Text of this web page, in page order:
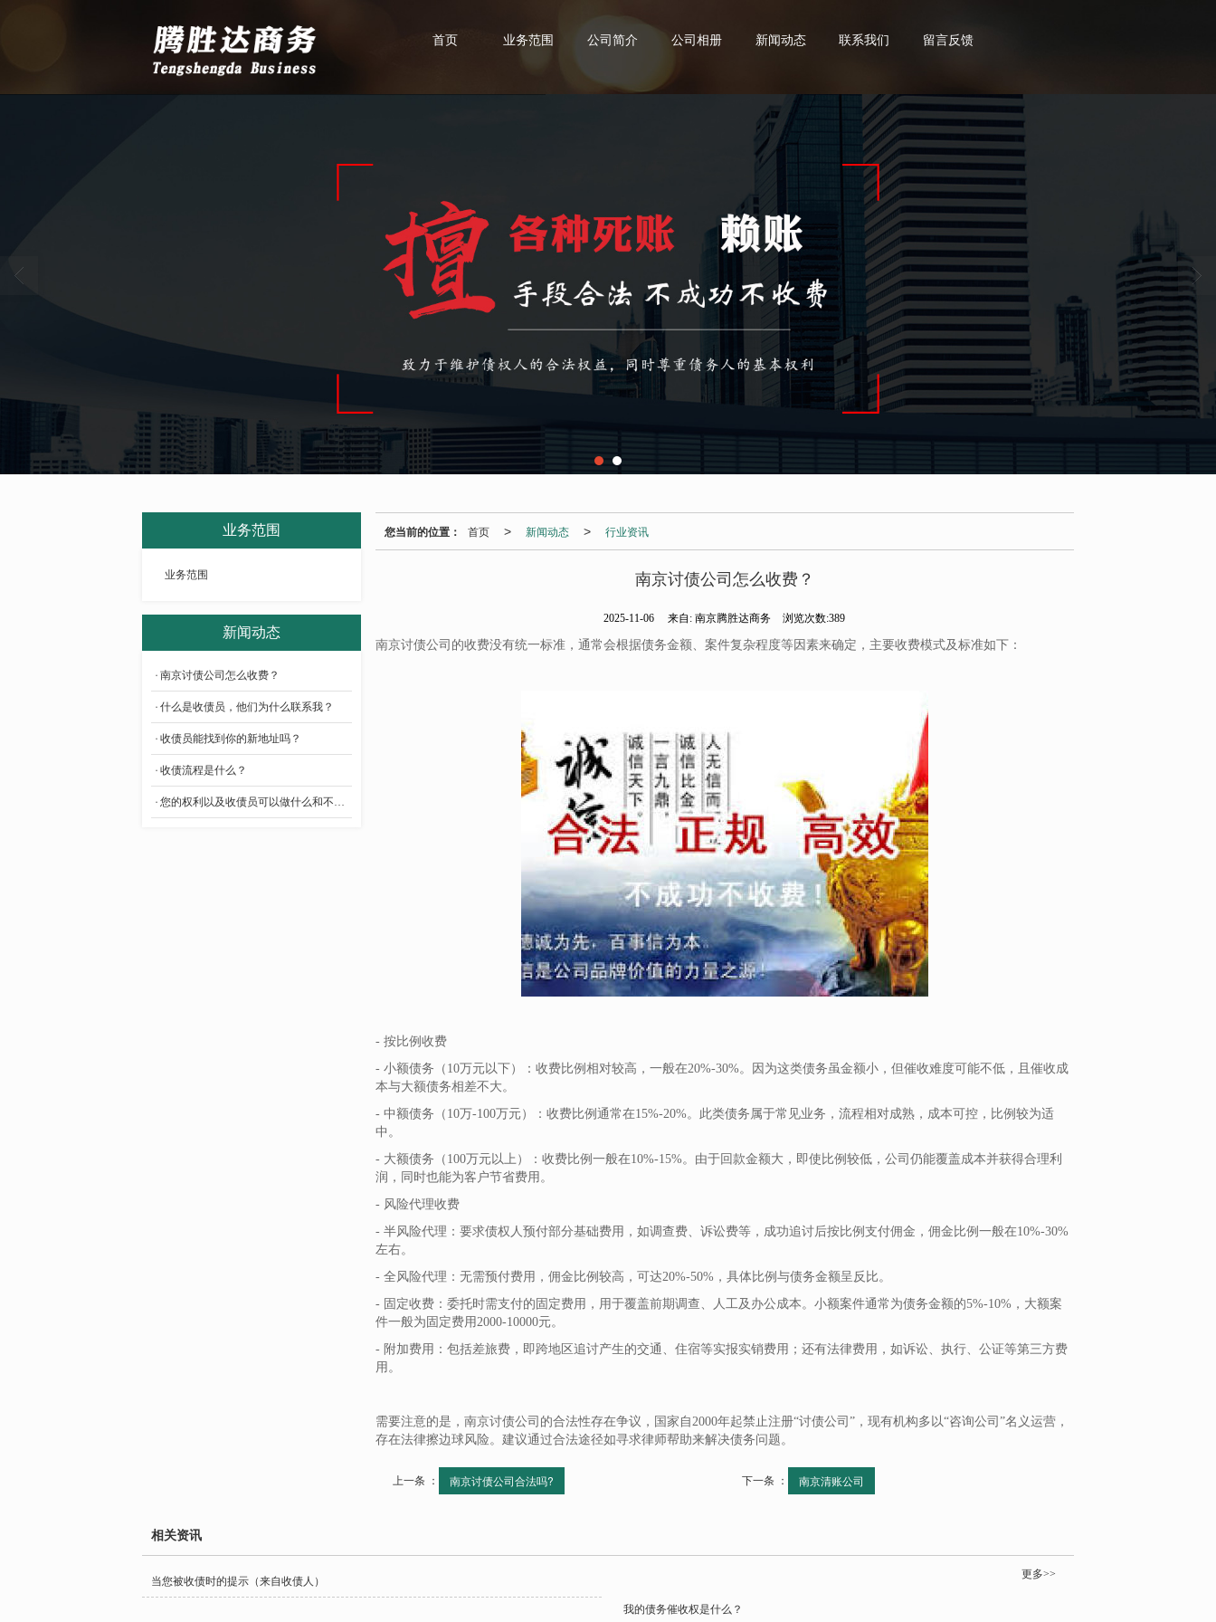
首页 业务范围 公司简介 公司相册 新闻动态 联系我们 留言反馈
您当前的位置： 首页 > 新闻动态 > 行业资讯
南京讨债公司怎么收费？
2025-11-06 来自:南京腾胜达商务 浏览次数:389
南京讨债公司的收费没有统一标准，通常会根据债务金额、案件复杂程度等因素来确定，主要收费模式及标准如下：
- 按比例收费
- 小额债务（10万元以下）：收费比例相对较高，一般在20%-30%。因为这类债务虽金额小，但催收难度可能不低，且催收成
本与大额债务相差不大。
- 中额债务（10万-100万元）：收费比例通常在15%-20%。此类债务属于常见业务，流程相对成熟，成本可控，比例较为适
中。
- 大额债务（100万元以上）：收费比例一般在10%-15%。由于回款金额大，即使比例较低，公司仍能覆盖成本并获得合理利
润，同时也能为客户节省费用。
- 风险代理收费
- 半风险代理：要求债权人预付部分基础费用，如调查费、诉讼费等，成功追讨后按比例支付佣金，佣金比例一般在10%-30%
左右。
- 全风险代理：无需预付费用，佣金比例较高，可达20%-50%，具体比例与债务金额呈反比。
- 固定收费：委托时需支付的固定费用，用于覆盖前期调查、人工及办公成本。小额案件通常为债务金额的5%-10%，大额案
件一般为固定费用2000-10000元。
- 附加费用：包括差旅费，即跨地区追讨产生的交通、住宿等实报实销费用；还有法律费用，如诉讼、执行、公证等第三方费
用。
需要注意的是，南京讨债公司的合法性存在争议，国家自2000年起禁止注册“讨债公司”，现有机构多以“咨询公司”名义运营，
存在法律擦边球风险。建议通过合法途径如寻求律师帮助来解决债务问题。
上一条 ： 南京讨债公司合法吗? 下一条 ： 南京清账公司
业务范围
业务范围
新闻动态
南京讨债公司怎么收费？
什么是收债员，他们为什么联系我？
收债员能找到你的新地址吗？
收债流程是什么？
您的权利以及收债员可以做什么和不能做什么?
相关资讯
更多>>
当您被收债时的提示（来自收债人）
我的债务催收权是什么？